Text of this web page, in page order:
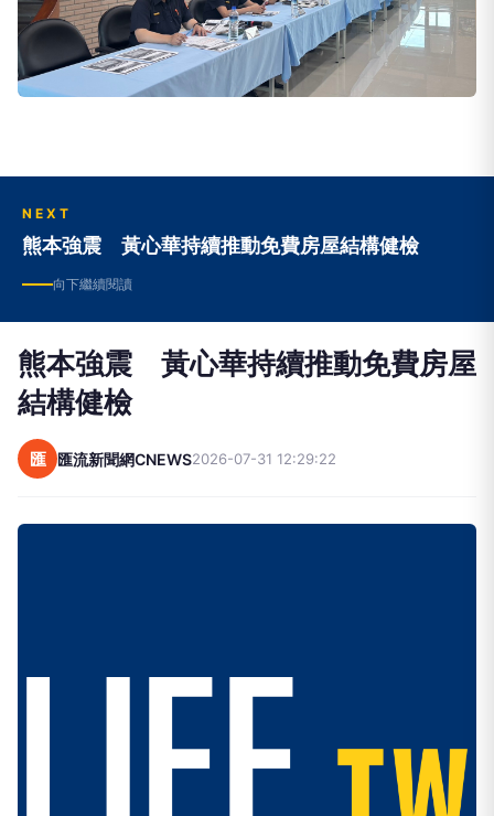
NEXT
熊本強震 黃心華持續推動免費房屋結構健檢
向下繼續閱讀
熊本強震 黃心華持續推動免費房屋
結構健檢
匯 匯流新聞網CNEWS2026-07-31 12:29:22